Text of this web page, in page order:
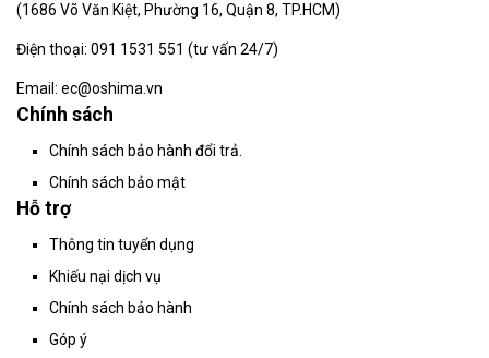
(1686 Võ Văn Kiệt, Phường 16, Quận 8, TP.HCM)
Điện thoại: 091 1531 551 (tư vấn 24/7)
Email: ec@oshima.vn
Chính sách
Chính sách bảo hành đổi trả.
Chính sách bảo mật
Hỗ trợ
Thông tin tuyển dụng
Khiếu nại dịch vụ
Chính sách bảo hành
Góp ý